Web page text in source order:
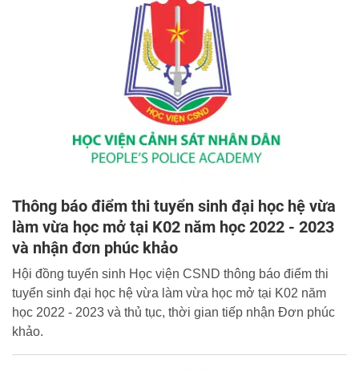
Thông báo điểm thi tuyển sinh đại học hệ vừa
làm vừa học mở tại K02 năm học 2022 - 2023
và nhận đơn phúc khảo
Hội đồng tuyển sinh Học viện CSND thông báo điểm thi
tuyển sinh đại học hệ vừa làm vừa học mở tại K02 năm
học 2022 - 2023 và thủ tục, thời gian tiếp nhận Đơn phúc
khảo.